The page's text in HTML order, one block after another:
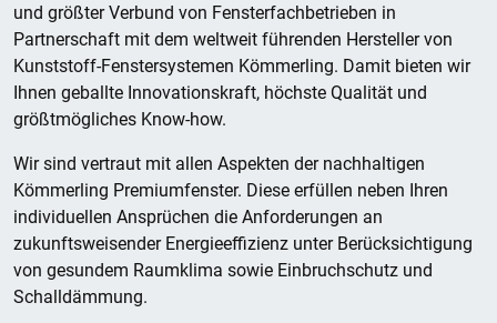
und größter Verbund von Fensterfachbetrieben in
Partnerschaft mit dem weltweit führenden Hersteller von
Kunststoff-Fenstersystemen Kömmerling. Damit bieten wir
Ihnen geballte Innovationskraft, höchste Qualität und
größtmögliches Know-how.
Wir sind vertraut mit allen Aspekten der nachhaltigen
Kömmerling Premiumfenster. Diese erfüllen neben Ihren
individuellen Ansprüchen die Anforderungen an
zukunftsweisender Energieeffizienz unter Berücksichtigung
von gesundem Raumklima sowie Einbruchschutz und
Schalldämmung.